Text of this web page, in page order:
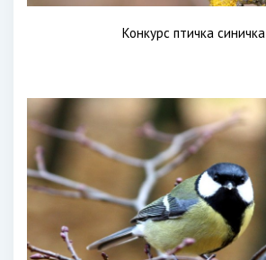
Конкурс птичка синичка